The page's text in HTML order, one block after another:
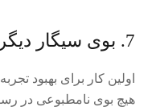
7. بوی سیگار دیگر به مشام نمیرسد
اولین کار برای بهبود
هیچ بوی نامطبوعی در